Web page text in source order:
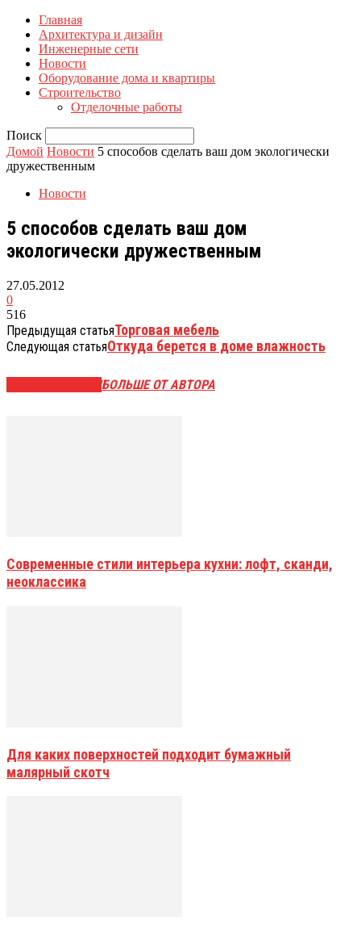
Главная
Архитектура и дизайн
Инженерные сети
Новости
Оборудование дома и квартиры
Строительство
Отделочные работы
Поиск
Домой Новости 5 способов сделать ваш дом экологически
дружественным
Новости
5 способов сделать ваш дом
экологически дружественным
27.05.2012
0
516
Предыдущая статьяТорговая мебель
Следующая статьяОткуда берется в доме влажность
БОЛЬШЕ ОТ АВТОРА
Современные стили интерьера кухни: лофт, сканди,
неоклассика
Для каких поверхностей подходит бумажный
малярный скотч